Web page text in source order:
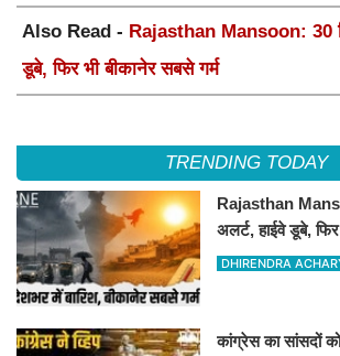
Also Read - Rajasthan Mansoon: 30
डूबे, फिर भी बीकानेर सबसे गर्म
TRENDING TODAY
Rajasthan
अलर्ट, हाईवे डूबे,
DHIRENDRA
कांग्रेस का सांसदों